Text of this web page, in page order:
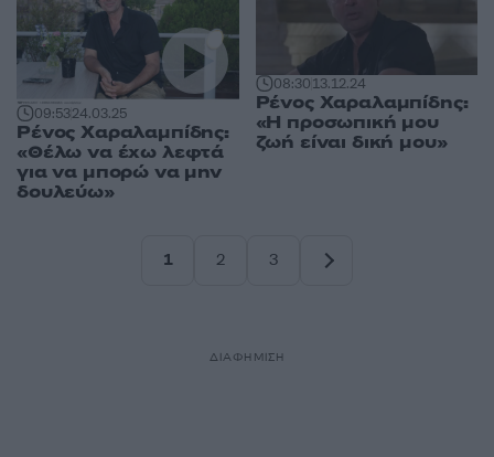
09:5324.03.25
Ρένος Χαραλαμπίδης:
«Θέλω να έχω λεφτά
για να μπορώ να μην
δουλεύω»
08:3013.12.24
Ρένος Χαραλαμπίδης:
«Η προσωπική μου
ζωή είναι δική μου»
1
2
3
ΔΙΑΦΗΜΙΣΗ